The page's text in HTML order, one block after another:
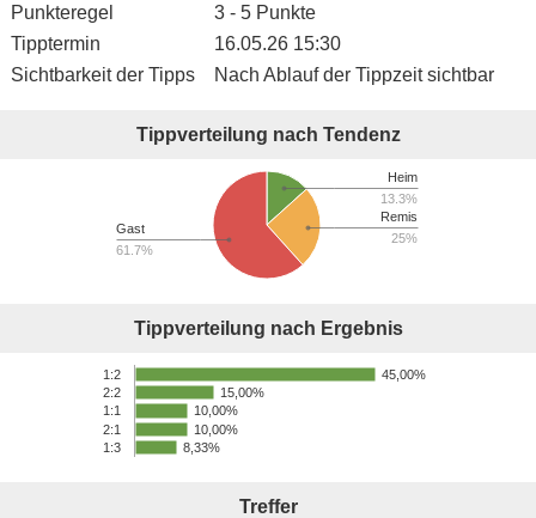
Punkteregel
3 - 5 Punkte
Tipptermin
16.05.26 15:30
Sichtbarkeit der Tipps
Nach Ablauf der Tippzeit sichtbar
Tippverteilung nach Tendenz
Heim
13.3%
Remis
25%
Gast
61.7%
Tippverteilung nach Ergebnis
1:2
2:2
1:1
2:1
1:3
45,00%
15,00%
10,00%
10,00%
8,33%
Treffer